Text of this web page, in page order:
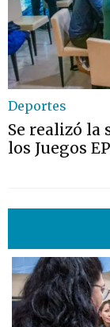
Deportes
Se realizó la
los Juegos